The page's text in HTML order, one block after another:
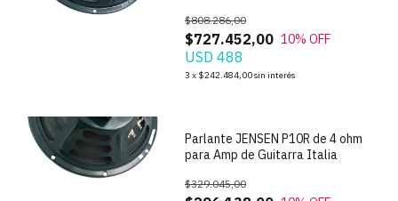
$727.452,00
$808.286,00
10% OFF
USD 488
3 x $242.484,00sin interés
Parlante JENSEN P10R de 4 ohm
para Amp de Guitarra Italia
$329.045,00